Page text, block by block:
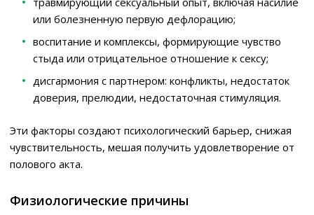
или болезненную первую дефлорацию;
воспитание и комплексы, формирующие чувство
стыда или отрицательное отношение к сексу;
дисгармония с партнером: конфликты, недостаток
доверия, прелюдии, недостаточная стимуляция.
Эти факторы создают психологический барьер, снижая
чувствительность, мешая получить удовлетворение от
полового акта.
Физиологические причины